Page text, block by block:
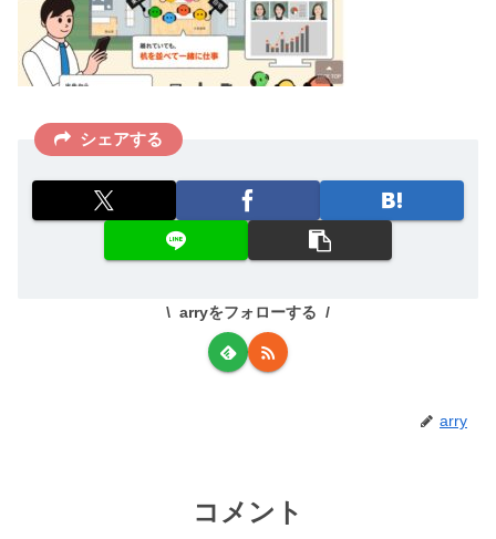
シェアする
arryをフォローする
arry
コメント